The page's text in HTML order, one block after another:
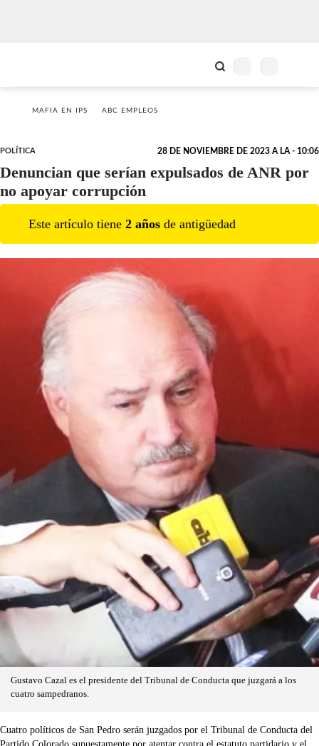
MAFIA EN IPS ABC EMPLEOS
POLÍTICA 28 DE NOVIEMBRE DE 2023 A LA - 10:06
Denuncian que serían expulsados de ANR por
no apoyar corrupción
Este artículo tiene 2 años de antigüedad
Gustavo Cazal es el presidente del Tribunal de Conducta que juzgará a los
cuatro sampedranos.
Cuatro políticos de San Pedro serán juzgados por el Tribunal de Conducta del